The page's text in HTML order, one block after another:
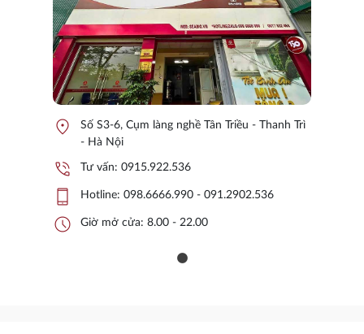
location_on
Số S3-6, Cụm làng nghề Tân Triều - Thanh Trì
- Hà Nội
phone_in_talk Tư vấn: 0915.922.536
phone_iphone Hotline: 098.6666.990 - 091.2902.536
schedule Giờ mở cửa: 8.00 - 22.00